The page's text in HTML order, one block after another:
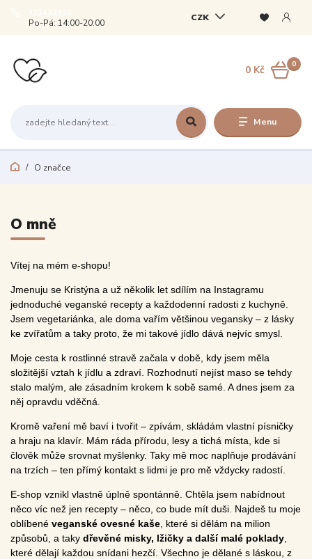
Menu
CZK
Po-Pá: 14:00-20:00
0
0 Kč
O značce
O mně
Vítej na mém e-shopu!
Jmenuju se Kristýna a už několik let sdílím na Instagramu
jednoduché veganské recepty a každodenní radosti z kuchyně.
Jsem vegetariánka, ale doma vařím většinou vegansky – z lásky
ke zvířatům a taky proto, že mi takové jídlo dává nejvíc smysl.
Moje cesta k rostlinné stravě začala v době, kdy jsem měla
složitější vztah k jídlu a zdraví. Rozhodnutí nejíst maso se tehdy
stalo malým, ale zásadním krokem k sobě samé. A dnes jsem za
něj opravdu vděčná.
Kromě vaření mě baví i tvořit – zpívám, skládám vlastní písničky
a hraju na klavír. Mám ráda přírodu, lesy a tichá místa, kde si
člověk může srovnat myšlenky. Taky mě moc naplňuje prodávání
na trzích – ten přímý kontakt s lidmi je pro mě vždycky radostí.
E-shop vznikl vlastně úplně spontánně. Chtěla jsem nabídnout
něco víc než jen recepty – něco, co bude mít duši. Najdeš tu moje
oblíbené veganské ovesné kaše , které si dělám na milion
způsobů, a taky dřevěné misky, lžičky a další malé poklady
které dělají každou snídani hezčí. Všechno je dělané s láskou, z